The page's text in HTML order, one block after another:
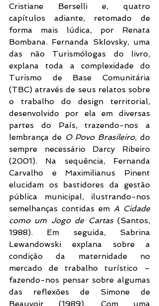
Cristiane Berselli e, quatro
capítulos adiante, retomado de
forma mais lúdica, por Renata
Bombana. Fernanda Sklovsky, uma
das não Turismólogas do livro,
explana toda a complexidade do
Turismo de Base Comunitária
(TBC) através de seus relatos sobre
o trabalho do design territorial,
desenvolvido por ela em diversas
partes do País, trazendo-nos a
lembrança de O Povo Brasileiro, do
sempre necessário Darcy Ribeiro
(2001). Na sequência, Fernanda
Carvalho e Maximilianus Pinent
elucidam os bastidores da gestão
pública municipal, ilustrando-nos
semelhanças contidas em A Cidade
como um Jogo de Cartas (Santos,
1988). Em seguida, Sabrina
Lewandowski explana sobre a
condição da maternidade no
mercado de trabalho turístico –
fazendo-nos pensar sobre algumas
das reflexões de Simone de
Beauvoir (1989). Com uma